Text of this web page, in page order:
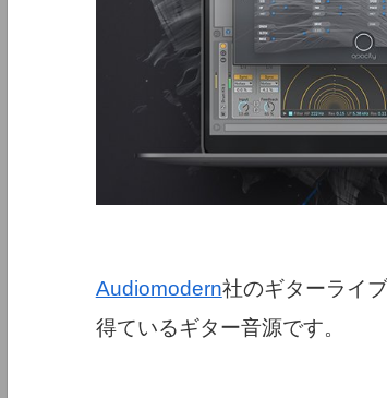
Audiomodern社のギターライ
得ているギター音源です。